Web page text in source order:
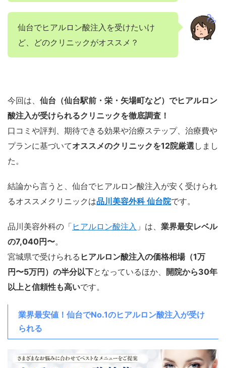
仙台でヒアルロン酸注入を受けたいけ
ど、どのクリニックがオススメ？
今回は、 仙台（仙台駅前・栄・矢場町など）でヒアルロン
酸注入が受けられるクリニックを徹底調査！
口コミや評判、期待できる効果や治療ステップ、治療費や
プランに基づいてオススメのクリニックを12院厳選しまし
た。
結論から言うと、仙台でヒアルロン酸注入が安く受けられ
るオススメクリニックは品川美容外科 仙台院です。
品川美容外科の「 ヒアルロン酸注入 」は、 業界最安レベル
の7,040円〜。
宮城県で受けられる ヒアルロン酸注入の価格相場（1万
円〜5万円）の半分以下となっているほか、 開院から30年
以上と信頼性も高いです。
業界最安値！仙台でNo.1のヒアルロン酸注入が受け
られる